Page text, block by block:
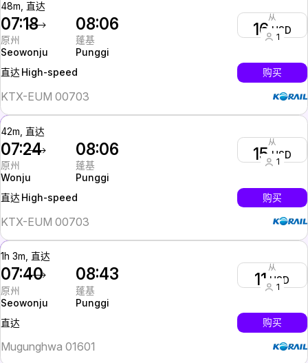
48m, 直达
07:18
原州
Seowonju
08:06
蓬基
Punggi
从
16USD
1
直达 High-speed 购买
KTX-EUM 00703
42m, 直达
07:24
原州
Wonju
08:06
蓬基
Punggi
从
15USD
1
直达 High-speed 购买
KTX-EUM 00703
1h 3m, 直达
07:40
原州
Seowonju
08:43
蓬基
Punggi
从
11USD
1
直达 购买
Mugunghwa 01601